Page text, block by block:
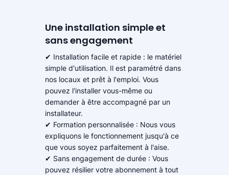
Une installation simple et
sans engagement
✔ Installation facile et rapide : le matériel
simple d'utilisation. Il est paramétré dans
nos locaux et prêt à l'emploi. Vous
pouvez l'installer vous-même ou
demander à être accompagné par un
installateur.
✔ Formation personnalisée : Nous vous
expliquons le fonctionnement jusqu'à ce
que vous soyez parfaitement à l'aise.
✔ Sans engagement de durée : Vous
pouvez résilier votre abonnement à tout